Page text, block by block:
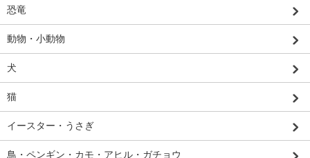
恐竜
動物・小動物
犬
猫
イースター・うさぎ
鳥・ペンギン・カモ・アヒル・ガチョウ